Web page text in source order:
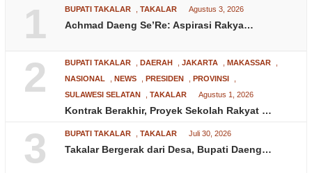
1 BUPATI TAKALAR TAKALAR Agustus 3, 2026
Achmad Daeng Se’Re: Aspirasi Rakya…
2 BUPATI TAKALAR DAERAH JAKARTA MAKASSAR
NASIONAL
NEWS PRESIDEN PROVINSI
SULAWESI SELATAN
TAKALAR Agustus 1, 2026
Kontrak Berakhir, Proyek Sekolah Rakyat …
3 BUPATI TAKALAR TAKALAR Juli 30, 2026
Takalar Bergerak dari Desa, Bupati Daeng…